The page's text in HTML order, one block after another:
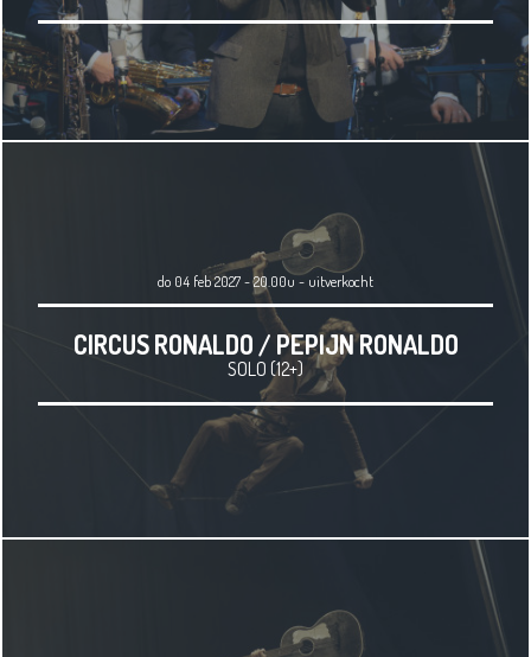
do 04 feb 2027 - 20.00u- uitverkocht
CIRCUS RONALDO / PEPIJN RONALDO
SOLO (12+)